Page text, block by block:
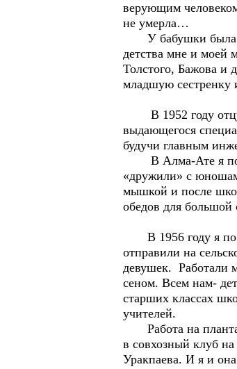
верующим
не умерла…
У бабушки была
детства мне и моей
Толстого, Бажова и
младшую сестренку
В 1952 году отцу
выдающегося
будучи главным
В Алма-Ате я
«дружили» с
мышкой и после
обедов для большой
В 1956 году я по
отправили на
девушек. Работали
сеном. Всем нам-
старших классах
учителей.
Работа на
в совхозный клуб
Уракпаева. И я и